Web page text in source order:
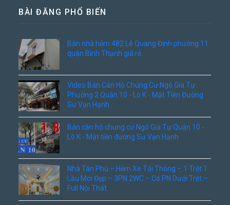
BÀI ĐĂNG PHỔ BIẾN
Bán nhà hẻm 482 Lê Quang Định phường 11
quận Bình Thạnh giá rẻ
Video Bán Căn Hộ Chung Cư Ngô Gia Tự
Phường 2 Quận 10 - Lô K - Mặt Tiền Đường
Sư Vạn Hạnh
Bán căn hộ chung cư Ngô Gia Tự Quận 10 -
Lô K - Mặt tiền đường Sư Vạn Hạnh
Nhà Tân Phú – Hẻm Xe Tải Thông – 1 Trệt 1
Lầu Mới Đẹp – 3PN 2WC – Có PN Dưới Trệt –
Full Nội Thất